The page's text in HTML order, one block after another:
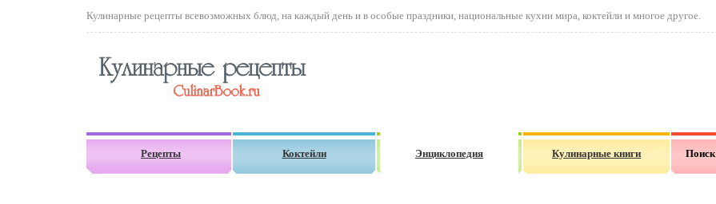
Кулинарные рецепты всевозможных блюд, на каждый день и в особые праздники, национальные кухни мира, коктейли и многое другое.
Рецепты Коктейли Энциклопедия Кулинарные книги Поиск